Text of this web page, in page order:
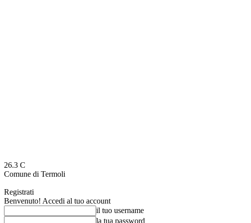
26.3 C
Comune di Termoli
Registrati
Benvenuto! Accedi al tuo account
il tuo username
la tua password